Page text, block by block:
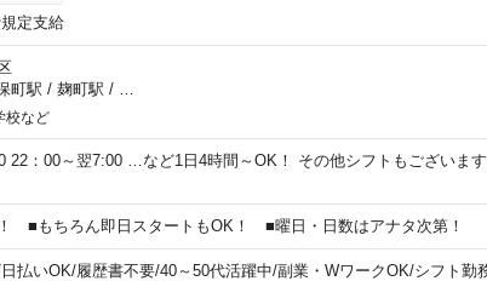
定支給
町駅 / 麹町駅 /
校など
22：00～翌7:00 …など1日4時間～OK！ その他シフトもございま
■もちろん即日スタートもOK！ ■曜日・日数はアナタ次第！
日払いOK/履歴書不要/40～50代活躍中/副業・WワークOK/シフト勤